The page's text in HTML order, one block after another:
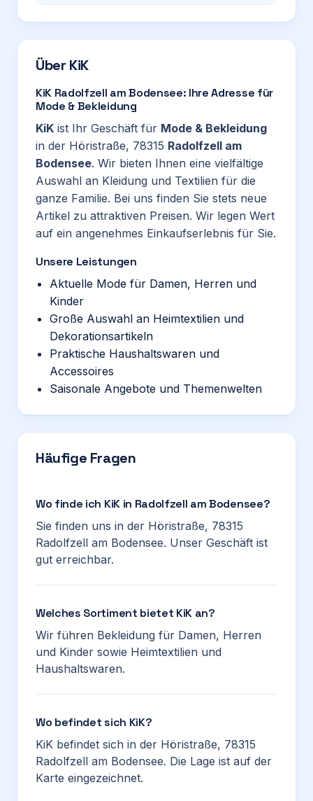
Über KiK
KiK Radolfzell am Bodensee: Ihre Adresse für
Mode & Bekleidung
KiK ist Ihr Geschäft für Mode & Bekleidung
in der Höristraße, 78315 Radolfzell am
Bodensee. Wir bieten Ihnen eine vielfältige
Auswahl an Kleidung und Textilien für die
ganze Familie. Bei uns finden Sie stets neue
Artikel zu attraktiven Preisen. Wir legen Wert
auf ein angenehmes Einkaufserlebnis für Sie.
Unsere Leistungen
Aktuelle Mode für Damen, Herren und
Kinder
Große Auswahl an Heimtextilien und
Dekorationsartikeln
Praktische Haushaltswaren und
Accessoires
Saisonale Angebote und Themenwelten
Häufige Fragen
Wo finde ich KiK in Radolfzell am Bodensee?
Sie finden uns in der Höristraße, 78315
Radolfzell am Bodensee. Unser Geschäft ist
gut erreichbar.
Welches Sortiment bietet KiK an?
Wir führen Bekleidung für Damen, Herren
und Kinder sowie Heimtextilien und
Haushaltswaren.
Wo befindet sich KiK?
KiK befindet sich in der Höristraße, 78315
Radolfzell am Bodensee. Die Lage ist auf der
Karte eingezeichnet.